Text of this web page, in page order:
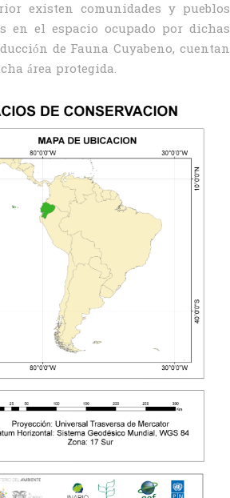
existen comunidades y pueblos
en el espacio ocupado por dichas
de Fauna Cuyabeno, cuentan
área protegida.